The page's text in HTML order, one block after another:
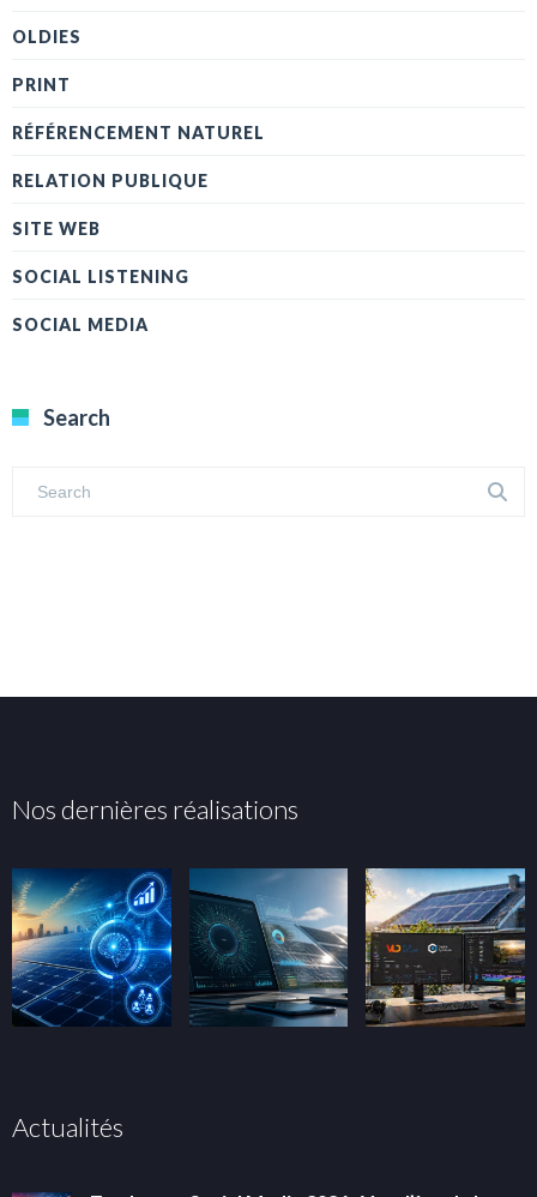
OLDIES
PRINT
RÉFÉRENCEMENT NATUREL
RELATION PUBLIQUE
SITE WEB
SOCIAL LISTENING
SOCIAL MEDIA
Search
Nos dernières réalisations
Actualités